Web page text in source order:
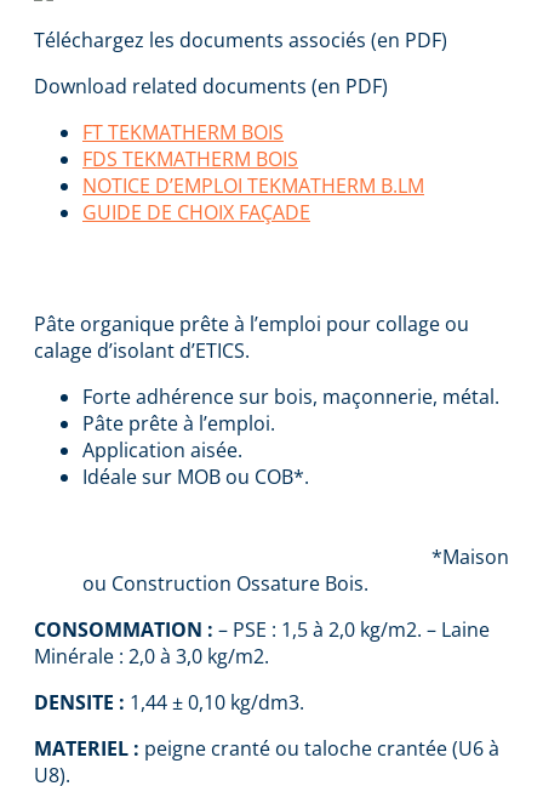
Téléchargez les documents associés (en PDF)
Download related documents (en PDF)
FT TEKMATHERM BOIS
FDS TEKMATHERM BOIS
NOTICE D’EMPLOI TEKMATHERM B.LM
GUIDE DE CHOIX FAÇADE
Pâte organique prête à l’emploi pour collage ou
calage d’isolant d’ETICS.
Forte adhérence sur bois, maçonnerie, métal.
Pâte prête à l’emploi.
Application aisée.
Idéale sur MOB ou COB*.
*Maison
ou Construction Ossature Bois.
CONSOMMATION : – PSE : 1,5 à 2,0 kg/m2. – Laine
Minérale : 2,0 à 3,0 kg/m2.
DENSITE : 1,44 ± 0,10 kg/dm3.
MATERIEL : peigne cranté ou taloche crantée (U6 à
U8).